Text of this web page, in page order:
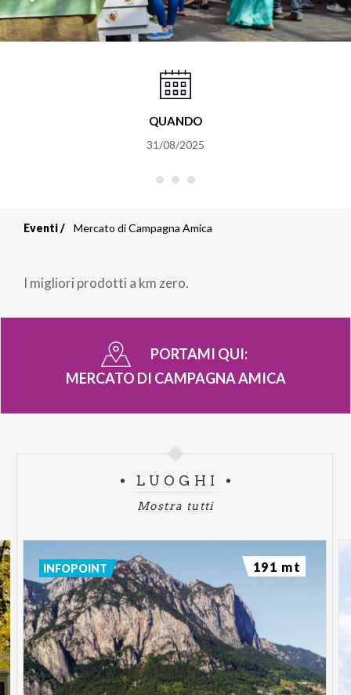
QUANDO
31/08/2025
di
pane
Eventi Mercato di Campagna Amica
I migliori prodotti a km zero.
PORTAMI QUI:
MERCATO DI CAMPAGNA AMICA
LUOGHI
Mostra tutti
INFOPOINT 191 mt